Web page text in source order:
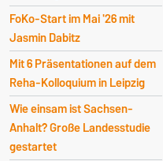
FoKo-Start im Mai '26 mit
Jasmin Dabitz
Mit 6 Präsentationen auf dem
Reha-Kolloquium in Leipzig
Wie einsam ist Sachsen-
Anhalt? Große Landesstudie
gestartet